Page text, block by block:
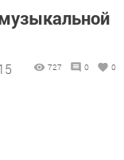
727 0 0